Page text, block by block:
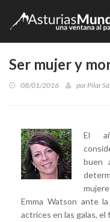
Ser mujer y
08/01/2016 porPilar
El
buen
Emma Watson ante
actrices en las galas,